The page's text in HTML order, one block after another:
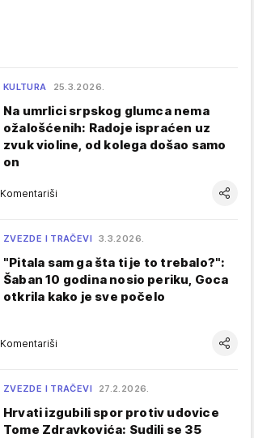
KULTURA 25.3.2026.
Na umrlici srpskog glumca nema
ožalošćenih: Radoje ispraćen uz
zvuk violine, od kolega došao samo
on
Komentariši
ZVEZDE I TRAČEVI 3.3.2026.
"Pitala sam ga šta ti je to trebalo?":
Šaban 10 godina nosio periku, Goca
otkrila kako je sve počelo
Komentariši
ZVEZDE I TRAČEVI 27.2.2026.
Hrvati izgubili spor protiv udovice
Tome Zdravkovića: Sudili se 35